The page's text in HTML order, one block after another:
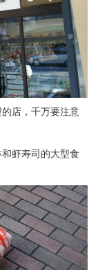
店，千万要注意
虾寿司的大型食